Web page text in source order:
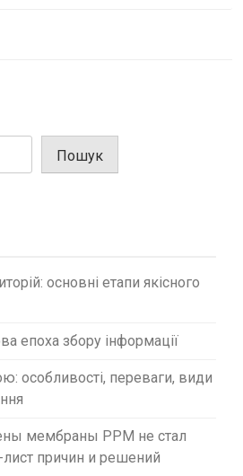
Пошук
основні етапи якісного
епоха збору інформації
особливості, переваги, види
мембраны PPM не стал
причин и решений